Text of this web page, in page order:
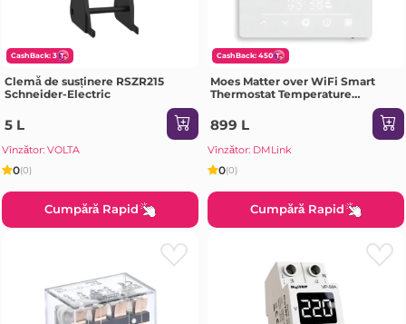
CashBack: 3
Clemă de susținere RSZR215
Schneider-Electric
5 L
Vînzător: VOLTA
0(0)
Cumpără Rapid
CashBack: 450
Moes Matter over WiFi Smart
Thermostat Temperature
Controller Water/ Gas Boiler 5A,
White
899 L
Vînzător: DMLink
0(0)
Cumpără Rapid